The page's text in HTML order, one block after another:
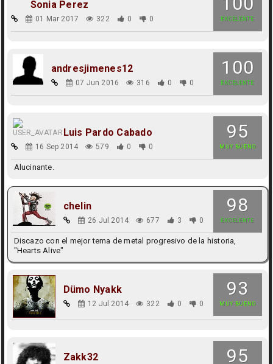
EXCELENTE
Sonia Perez
01 Mar 2017 322 0 0
100
EXCELENTE
andresjimenes12
07 Jun 2016 316 0 0
95
MUY BUENO
Luis Pardo Cabado
16 Sep 2014 579 0 0
Alucinante.
98
EXCELENTE
chelin
26 Jul 2014 677 3 0
Discazo con el mejor tema de metal progresivo de la historia,
"Hearts Alive"
93
MUY BUENO
Dümo Nyakk
12 Jul 2014 322 0 0
95
Zakk32